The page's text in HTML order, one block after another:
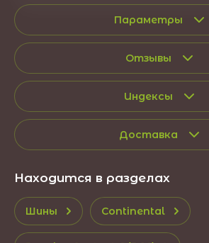
Параметры
Отзывы
Индексы
Доставка
Находится в разделах
Шины Continental